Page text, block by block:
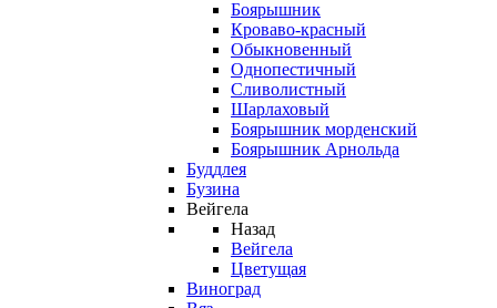
Боярышник
Кроваво-красный
Обыкновенный
Однопестичный
Сливолистный
Шарлаховый
Боярышник морденский
Боярышник Арнольда
Буддлея
Бузина
Вейгела
Назад
Вейгела
Цветущая
Виноград